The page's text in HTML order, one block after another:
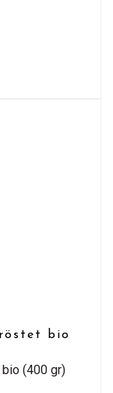
bio
(400 gr)